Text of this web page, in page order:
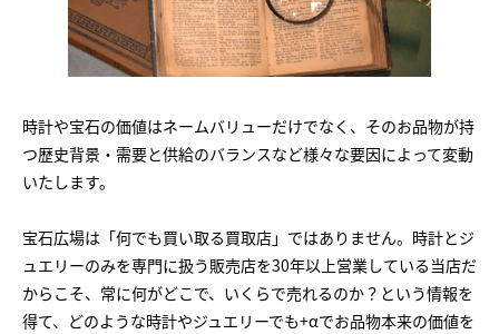
時計や宝石の価値はネームバリューだけでなく、そのお品物が持
つ歴史背景・需要と供給のバランスなど様々な要因によって変動
いたします。
宝石広場は「何でも買い取る買取店」ではありません。時計とジ
ュエリーのみを専門に扱う販売店を30年以上営業している当店だ
からこそ、常に何がどこで、いくらで売れるのか？という情報を
得て、どのような時計やジュエリーでも+αでお品物本来の価値を